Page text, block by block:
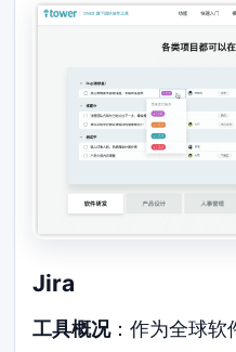
Jira
工具概况：作为全球软